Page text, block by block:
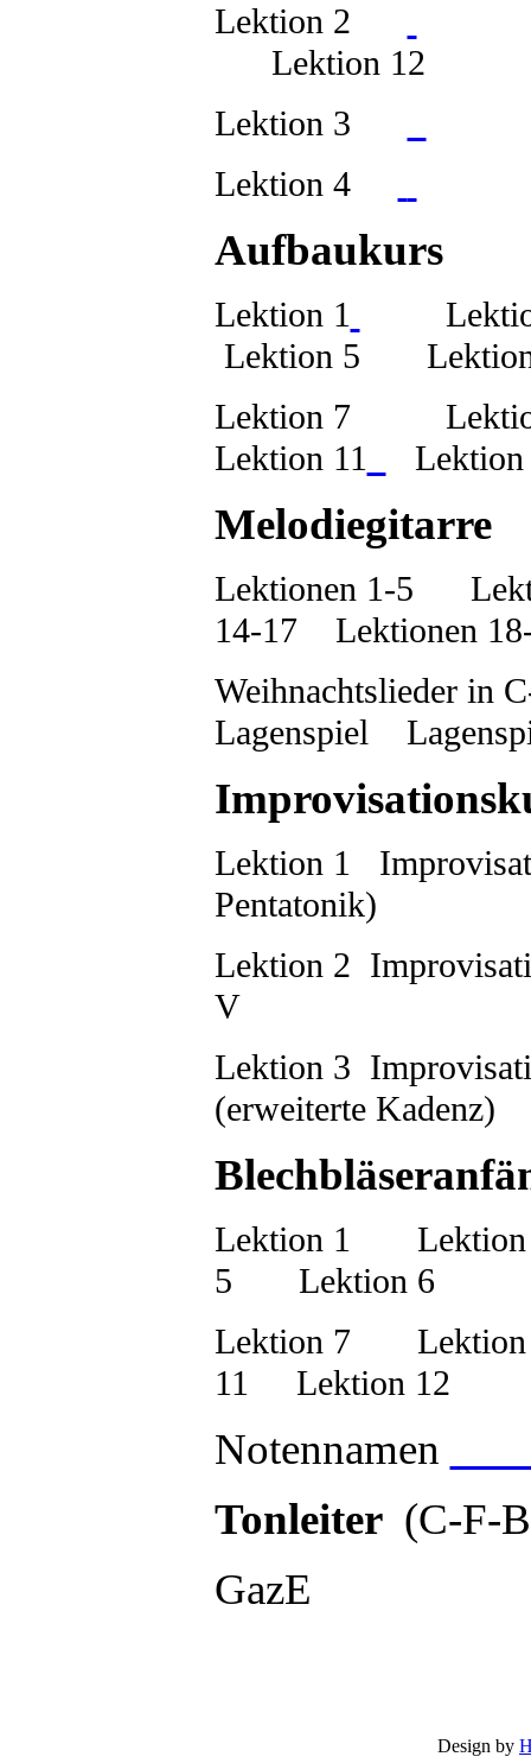
Lektion 2
Lektion 12
Lektion 3
Lektion 4
Aufbaukurs
Lektion 1
Lektion 5
Lektion 7
Lektion 11
Lektion
Melodiegitarre
Lektionen 1-5
14-17Lektionen
Weihnachtslieder in
Lagenspiel
Lektion 1
Lektion 2
V
Lektion 3
(erweiterte Kadenz)
Lektion 1
5
Lektion 6
Lektion 7
11
Lektion 12
Notennamen
Tonleiter(C-F-
GazE
Design by